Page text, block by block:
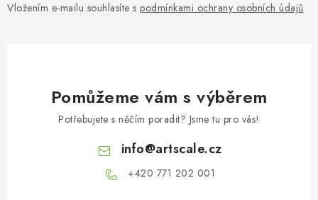
Vložením e-mailu souhlasíte s podmínkami ochrany osobních údajů
Pomůžeme vám s výběrem
Potřebujete s něčím poradit? Jsme tu pro vás!
info@artscale.cz
+420 771 202 001​